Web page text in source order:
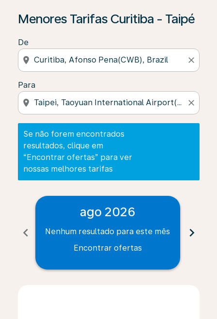
Menores Tarifas Curitiba - Taipé
De
location_on close
Para
location_on close
Se não forem encontrados
resultados, clique em
“Encontrar ofertas” para ver
nossas melhores tarifas
Se não forem encontrados resultados, clique em
chevron_left
ago 2026
Nenhum resultado para este mês
Encontrar ofertas
chevron_right